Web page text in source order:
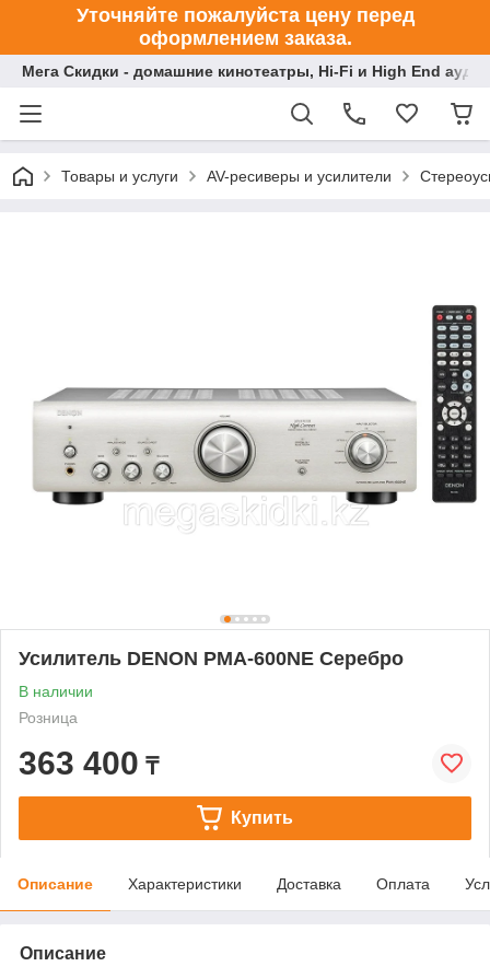
Уточняйте пожалуйста цену перед
оформлением заказа.
Мега Скидки - домашние кинотеатры, Hi-Fi и High End
Товары и услуги AV-ресиверы и усилители
Усилитель DENON PMA-600NE Серебро
В наличии
Розница
363 400 ₸
Купить
Описание Характеристики Доставка Оплата
Описание